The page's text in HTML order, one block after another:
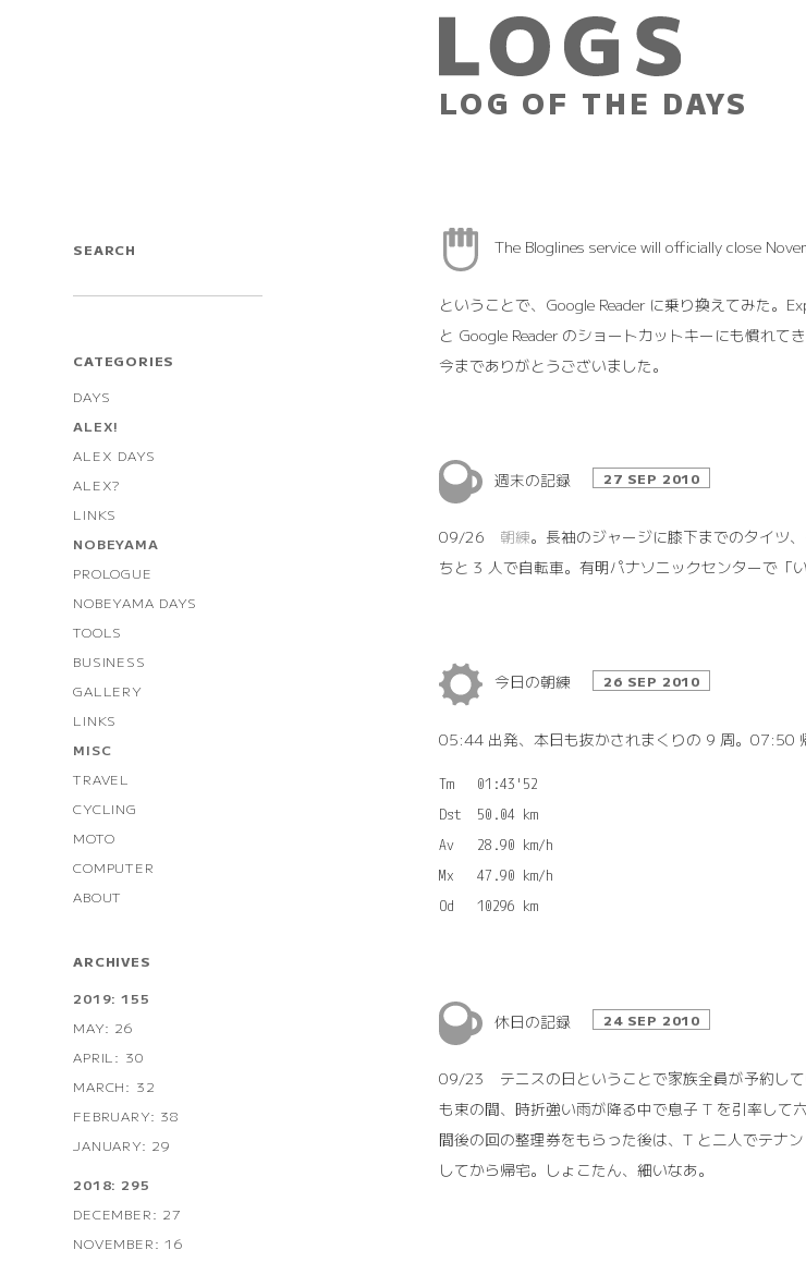
LOG OF THE DAYS
SEARCH
CATEGORIES
DAYS
ALEX!
ALEX DAYS
ALEX?
LINKS
NOBEYAMA
PROLOGUE
NOBEYAMA DAYS
TOOLS
BUSINESS
GALLERY
LINKS
MISC
TRAVEL
CYCLING
MOTO
COMPUTER
ABOUT
ARCHIVES
2019: 155
MAY: 26
APRIL: 30
MARCH: 32
FEBRUARY: 38
JANUARY: 29
2018: 295
DECEMBER: 27
NOVEMBER: 16
The Bloglines service will officially close
ということで、Google Reader に乗り換えてみた
と Google Reader のショートカットキーにも慣れて
今までありがとうございました。
週末の記録 27 SEP 2010
09/26 朝練。長袖のジャージに膝下までのタイツ
ちと 3 人で自転車。有明パナソニックセンターで「
今日の朝練 26 SEP 2010
05:44 出発、本日も抜かされまくりの 9 周。07:50
Tm   01:43'52
Dst  50.04 km
Av   28.90 km/h
Mx   47.90 km/h
休日の記録 24 SEP 2010
09/23 テニスの日ということで家族全員が予約して
も束の間、時折強い雨が降る中で息子 T を引率して
間後の回の整理券をもらった後は、T と二人でテナ
してから帰宅。しょこたん、細いなあ。